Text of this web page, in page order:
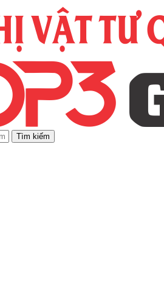
Tìm kiếm